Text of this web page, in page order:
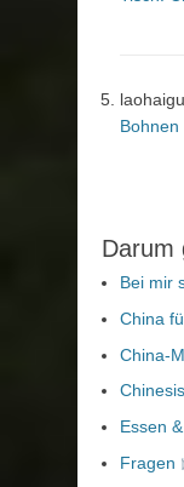
Darum
Bei mir
China
China-
Essen
Fragen